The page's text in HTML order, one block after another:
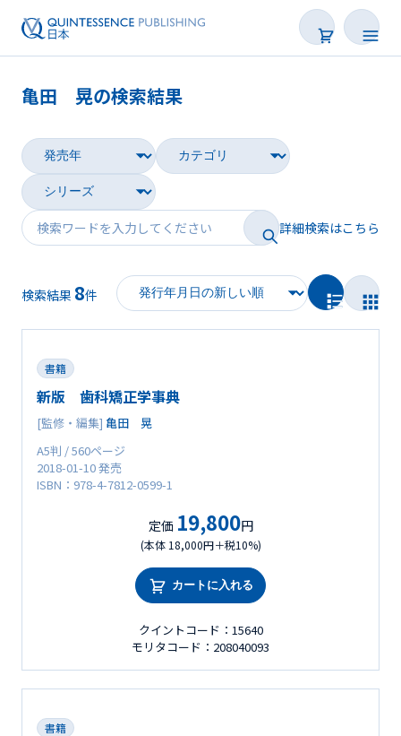
雑誌
映像
電子BOOK
著者一覧
亀田 晃の検索結果
詳細検索はこちら
検索結果 8件
書籍
新版 歯科矯正学事典
[監修・編集] 亀田 晃
A5判 / 560ページ
2018-01-10 発売
ISBN：978-4-7812-0599-1
定価 19,800円
(本体 18,000円＋税10%)
カートに入れる
クイントコード：15640
モリタコード：208040093
書籍